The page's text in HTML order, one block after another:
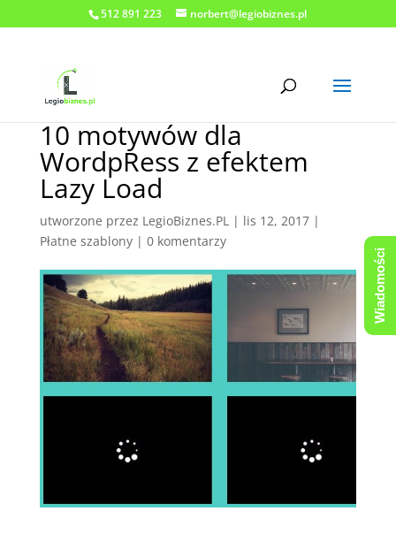
512 891 223 norbert@legiobiznes.pl
10 motywów dla
WordpRess z efektem
Lazy Load
utworzone przez LegioBiznes.PL| lis 12, 2017|
Płatne szablony| 0 komentarzy
Wiadomości